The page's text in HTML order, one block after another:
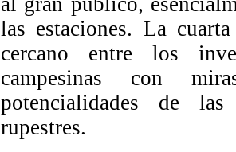
las estaciones. La
cercano entre los
campesinas con
potencialidades de las
rupestres.